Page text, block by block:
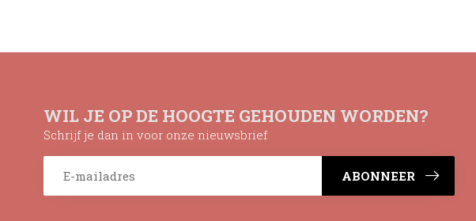
WIL JE OP DE HOOGTE GEHOUDEN WORDEN?
Schrijf je dan in voor onze nieuwsbrief
ABONNEER